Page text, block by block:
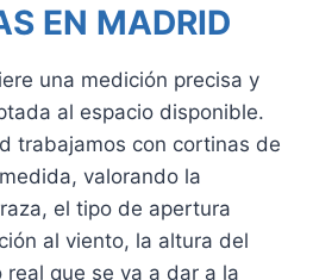
EN MADRID
una medición precisa y
al espacio disponible.
trabajamos con cortinas de
valorando la
el tipo de apertura
al viento, la altura del
que se va a dar a la